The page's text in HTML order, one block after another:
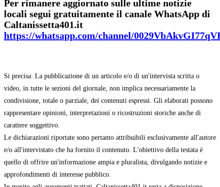
Per rimanere aggiornato sulle ultime notizie
locali segui gratuitamente il canale WhatsApp di
Caltanissetta401.it
https://whatsapp.com/channel/
Si precisa: La pubblicazione di un articolo e/o di un'intervista scritta o
video, in tutte le sezioni del giornale, non implica necessariamente la
condivisione, totale o parziale, dei contenuti espressi. Gli elaborati possono
rappresentare opinioni, interpretazioni o ricostruzioni storiche anche di
carattere soggettivo.
Le dichiarazioni riportate sono pertanto attribuibili esclusivamente all'autore
e/o all'intervistato che ha fornito il contenuto. L'obiettivo della testata è
quello di offrire un'informazione ampia e pluralista, divulgando notizie e
approfondimenti di interesse pubblico.